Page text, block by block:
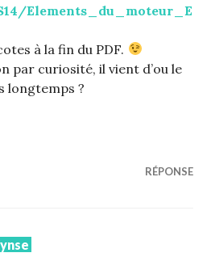
Elements_du_moteur_E
à la fin du PDF.
par curiosité, il vient d’ou le
longtemps ?
RÉPONSE